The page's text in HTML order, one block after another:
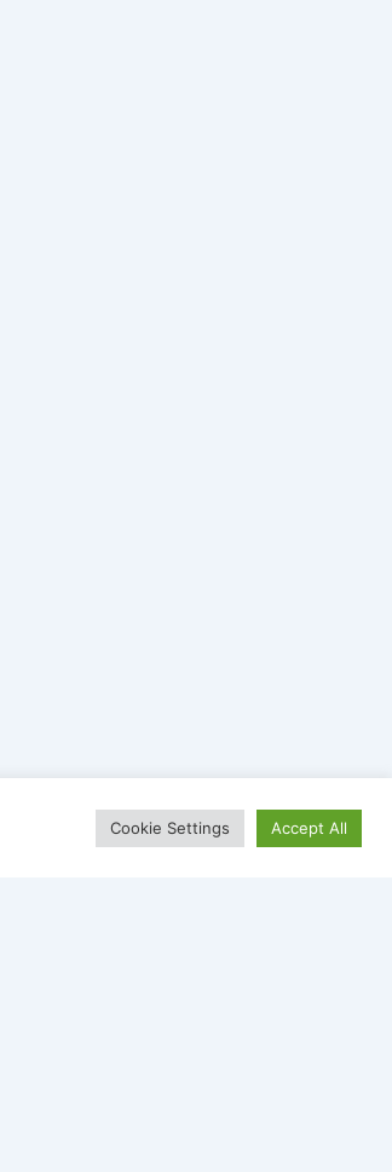
Cookie Settings Accept All